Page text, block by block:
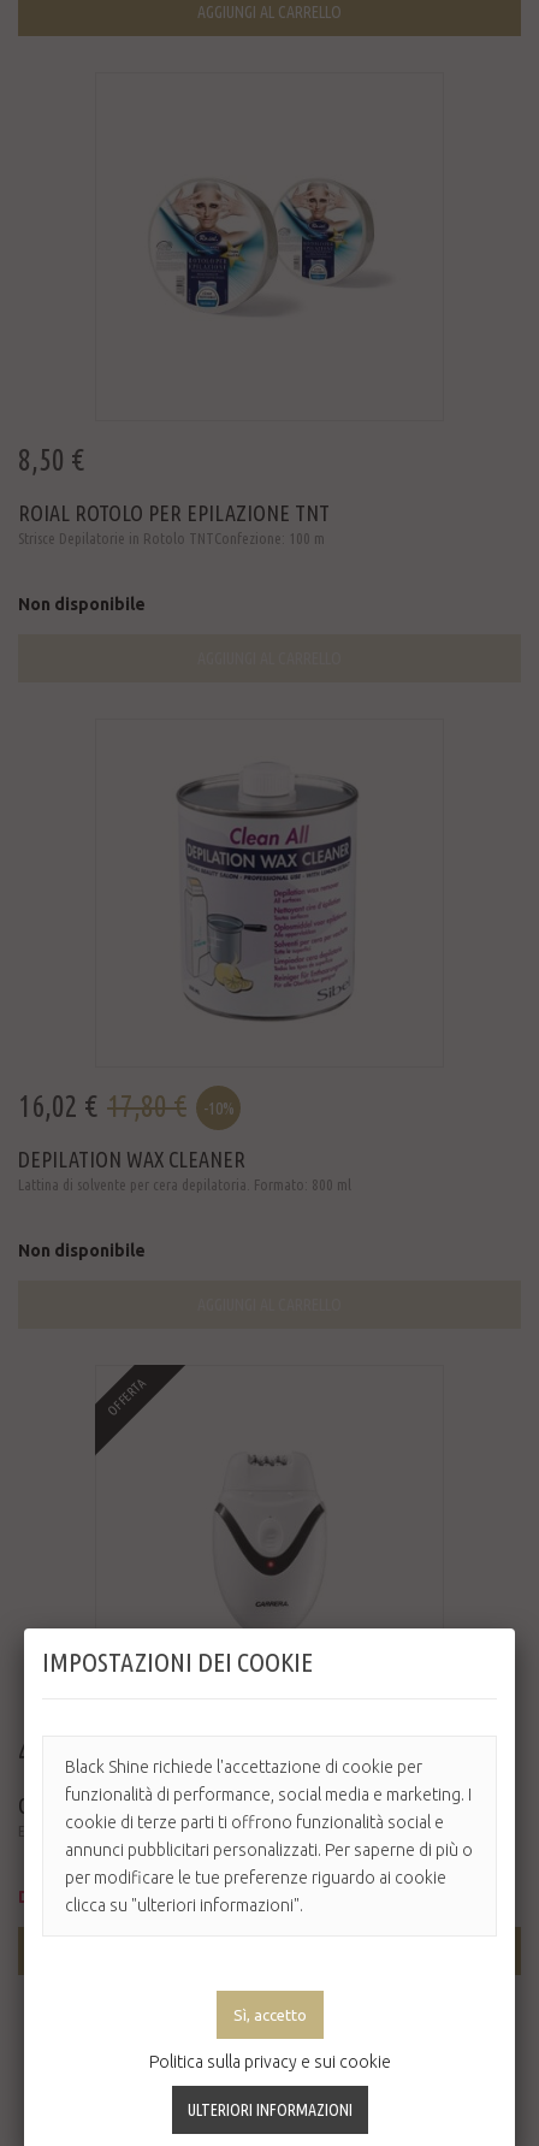
AGGIUNGI AL CARRELLO
8,50 €
ROIAL ROTOLO PER EPILAZIONE TNT
Strisce Depilatorie in Rotolo TNTConfezione: 100 m
Non disponibile
16,02 € 17,80 € -10%
DEPILATION WAX CLEANER
Lattina di solvente per cera depilatoria. Formato: 800 ml
Non disponibile
OFFERTA
44,80 € 64,00 € -30%
CARRERA EPILATORE ICE-23
Epilatore professionale elettrico e a batteria
Disponibile
IMPOSTAZIONI DEI COOKIE
Black Shine richiede l'accettazione di cookie per
funzionalità di performance, social media e marketing. I
cookie di terze parti ti offrono funzionalità social e
annunci pubblicitari personalizzati. Per saperne di più o
per modificare le tue preferenze riguardo ai cookie
clicca su "ulteriori informazioni".
Politica sulla privacy e sui cookie